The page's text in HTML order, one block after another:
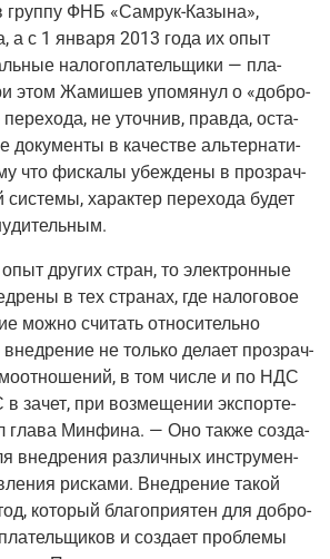
груп­пу ФНБ «Самрук-Казы­на»,
а с 1 янва­ря 2013 года их опыт
нало­го­пла­тель­щи­ки — пла­
этом Жами­шев упо­мя­нул о «доб­ро­
пере­хо­да, не уточ­нив, прав­да, оста­
доку­мен­ты в каче­стве аль­тер­на­ти­
что фис­ка­лы убеж­де­ны в про­зрач­
систе­мы, харак­тер пере­хо­да будет
.
дру­гих стран, то элек­трон­ные
в тех стра­нах, где нало­го­вое
мож­но счи­тать отно­си­тель­но
не толь­ко дела­ет про­зрач­
в том чис­ле и по НДС
зачет, при воз­ме­ще­нии экс­пор­те­
гла­ва Мин­фи­на. — Оно так­же созда­
внед­ре­ния раз­лич­ных инстру­мен­
рис­ка­ми. Внед­ре­ние такой
кото­рый бла­го­при­я­тен для доб­ро­
и созда­ет про­бле­мы